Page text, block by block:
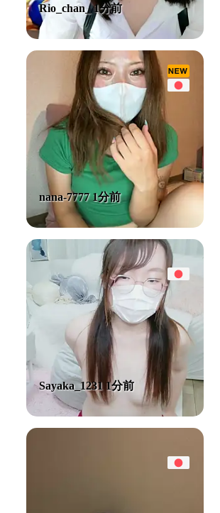
Rio_chan_ 1分前
nana-7777 1分前
Sayaka_1231 1分前